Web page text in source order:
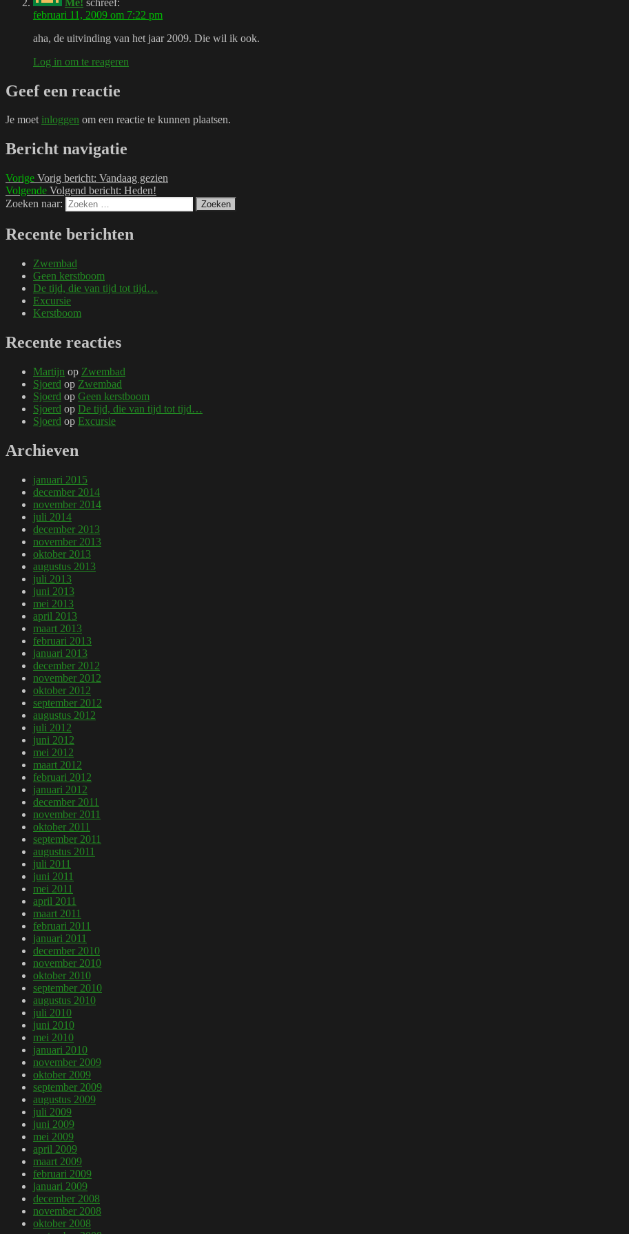
februari 11, 2009 om 7:22 pm
aha, de uitvinding van het jaar 2009. Die wil ik ook.
Log in om te reageren
Geef een reactie
Je moetinloggen om een reactie te kunnen plaatsen.
Bericht navigatie
Vorige Vorig bericht: Vandaag gezien
Volgende Volgend bericht: Heden!
Zoeken naar:
Zoeken
Recente berichten
Zwembad
Geen kerstboom
De tijd, die van tijd tot tijd…
Excursie
Kerstboom
Recente reacties
Martijn op Zwembad
Sjoerd op Zwembad
Sjoerd op Geen kerstboom
Sjoerd op De tijd, die van tijd tot tijd…
Sjoerd op Excursie
Archieven
januari 2015
december 2014
november 2014
juli 2014
december 2013
november 2013
oktober 2013
augustus 2013
juli 2013
juni 2013
mei 2013
april 2013
maart 2013
februari 2013
januari 2013
december 2012
november 2012
oktober 2012
september 2012
augustus 2012
juli 2012
juni 2012
mei 2012
maart 2012
februari 2012
januari 2012
december 2011
november 2011
oktober 2011
september 2011
augustus 2011
juli 2011
juni 2011
mei 2011
april 2011
maart 2011
februari 2011
januari 2011
december 2010
november 2010
oktober 2010
september 2010
augustus 2010
juli 2010
juni 2010
mei 2010
januari 2010
november 2009
oktober 2009
september 2009
augustus 2009
juli 2009
juni 2009
mei 2009
april 2009
maart 2009
februari 2009
januari 2009
december 2008
november 2008
oktober 2008